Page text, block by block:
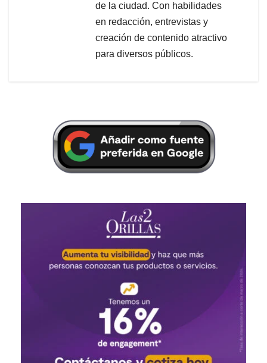
de la ciudad. Con habilidades
en redacción, entrevistas y
creación de contenido atractivo
para diversos públicos.